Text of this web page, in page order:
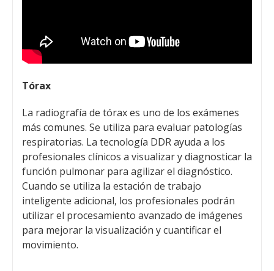
Tórax
La radiografía de tórax es uno de los exámenes
más comunes. Se utiliza para evaluar patologías
respiratorias. La tecnología DDR ayuda a los
profesionales clínicos a visualizar y diagnosticar la
función pulmonar para agilizar el diagnóstico.
Cuando se utiliza la estación de trabajo
inteligente adicional, los profesionales podrán
utilizar el procesamiento avanzado de imágenes
para mejorar la visualización y cuantificar el
movimiento.